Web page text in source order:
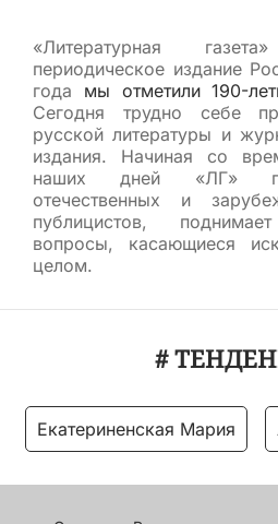
«Литературная
периодическое издание
года мы отметили 190-
Сегодня трудно себе
русской литературы и
издания. Начиная со
наших дней «ЛГ»
отечественных и
публицистов,
вопросы, касающиеся
целом.
#
Екатериненская Мария